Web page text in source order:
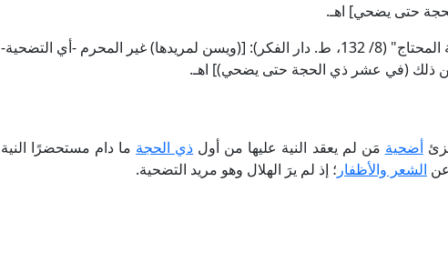
حتى يضحي] اهـ.
وقال الإمام الرملي الشافعي في "نهاية المحتاج" (8/ 132، ط. دار الفكر): [(ويسن لمريدها) غير المحرم -أي التضحية-
ذلك (في عشر ذي الحجة حتى يضحي)] اهـ.
أضحية مَن لم يعقد النية عليها من أول ذي الحجة ما دام مستحضرًا النية
الشعر والأظفار ؛ إذ لم يرَ الهلال وهو مريد التضحية.